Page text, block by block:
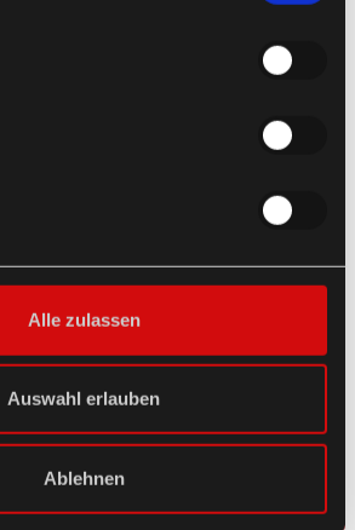
Alle zulassen
Auswahl erlauben
Ablehnen